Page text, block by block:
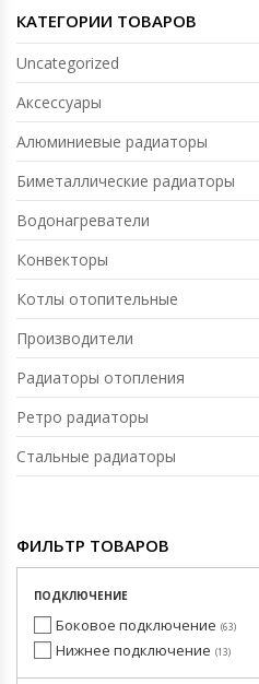
КАТЕГОРИИ ТОВАРОВ
Uncategorized
Аксессуары
Алюминиевые радиаторы
Биметаллические радиаторы
Водонагреватели
Конвекторы
Котлы отопительные
Производители
Радиаторы отопления
Ретро радиаторы
Стальные радиаторы
ФИЛЬТР ТОВАРОВ
ПОДКЛЮЧЕНИЕ
Боковое подключение 63
Нижнее подключение 13